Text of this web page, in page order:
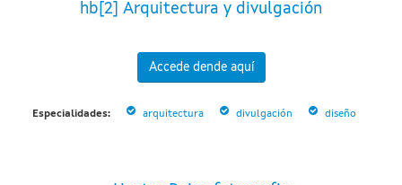
hb[2] Arquitectura y divulgación
Accede dende aquí
Especialidades: arquitectura divulgación diseño